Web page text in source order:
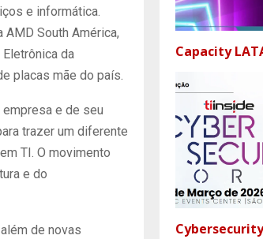
e informática.
South América,
da
placas mãe do país.
empresa e de seu
trazer um diferente
TI. O movimento
e do
de novas
Capacity